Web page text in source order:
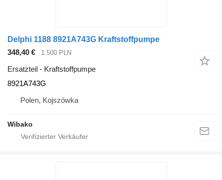
Delphi 1188 8921A743G Kraftstoffpumpe
348,40 €
1.500 PLN
Ersatzteil - Kraftstoffpumpe
8921A743G
Polen, Kojszówka
Wibako